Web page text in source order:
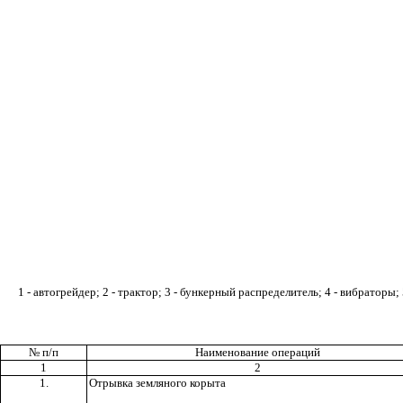
1 - автогрейдер; 2 - трактор; 3 - бункерный распределитель; 4 - вибраторы;
№ п/п Наименование операций
1
2
1.
Отрывка земляного корыта